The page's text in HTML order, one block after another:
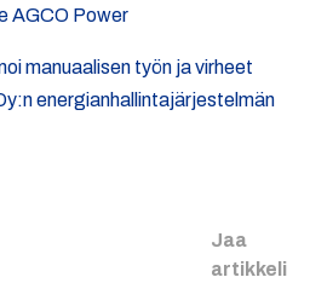
AGCO Power
manuaalisen työn ja virheet
energianhallintajärjestelmän
Jaa
artikkeli